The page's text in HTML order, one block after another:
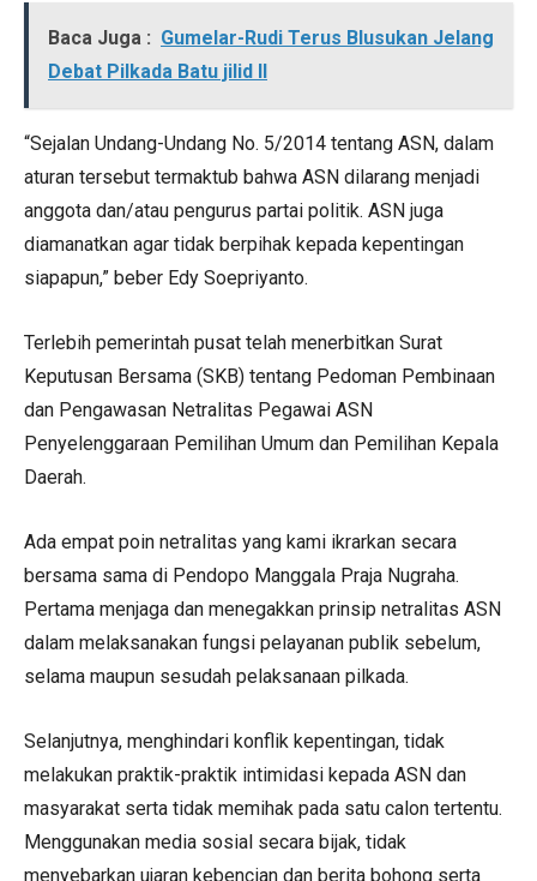
Baca Juga : Gumelar-Rudi Terus Blusukan Jelang
Debat Pilkada Batu jilid II
“Sejalan Undang-Undang No. 5/2014 tentang ASN, dalam
aturan tersebut termaktub bahwa ASN dilarang menjadi
anggota dan/atau pengurus partai politik. ASN juga
diamanatkan agar tidak berpihak kepada kepentingan
siapapun,” beber Edy Soepriyanto.
Terlebih pemerintah pusat telah menerbitkan Surat
Keputusan Bersama (SKB) tentang Pedoman Pembinaan
dan Pengawasan Netralitas Pegawai ASN
Penyelenggaraan Pemilihan Umum dan Pemilihan Kepala
Daerah.
Ada empat poin netralitas yang kami ikrarkan secara
bersama sama di Pendopo Manggala Praja Nugraha.
Pertama menjaga dan menegakkan prinsip netralitas ASN
dalam melaksanakan fungsi pelayanan publik sebelum,
selama maupun sesudah pelaksanaan pilkada.
Selanjutnya, menghindari konflik kepentingan, tidak
melakukan praktik-praktik intimidasi kepada ASN dan
masyarakat serta tidak memihak pada satu calon tertentu.
Menggunakan media sosial secara bijak, tidak
menyebarkan ujaran kebencian dan berita bohong serta